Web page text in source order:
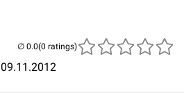
09.11.2012
(0 ratings)